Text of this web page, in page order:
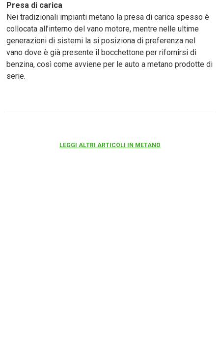
Presa di carica
Nei tradizionali impianti metano la presa di carica spesso è
collocata all’interno del vano motore, mentre nelle ultime
generazioni di sistemi la si posiziona di preferenza nel
vano dove è già presente il bocchettone per rifornirsi di
benzina, così come avviene per le auto a metano prodotte di
serie.
LEGGI ALTRI ARTICOLI IN METANO